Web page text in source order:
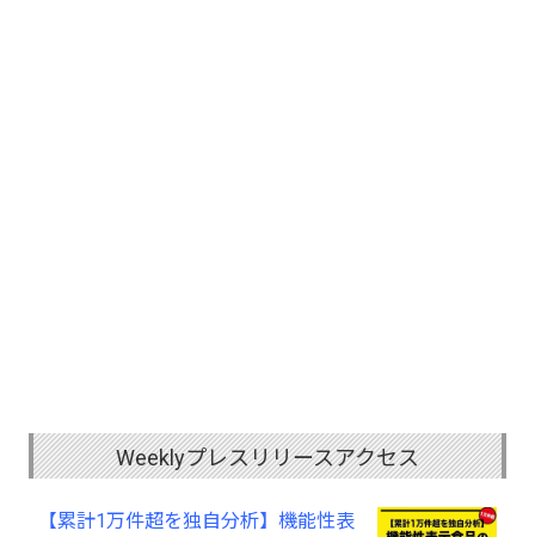
Weeklyプレスリリースアクセス
【累計1万件超を独自分析】機能性表